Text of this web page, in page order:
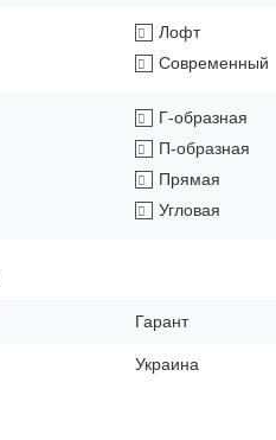
Лофт
Современный
Г-образная
П-образная
Прямая
Угловая
Гарант
Украина